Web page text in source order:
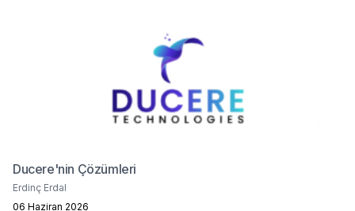
Ducere'nin Çözümleri
Erdinç Erdal
06 Haziran 2026